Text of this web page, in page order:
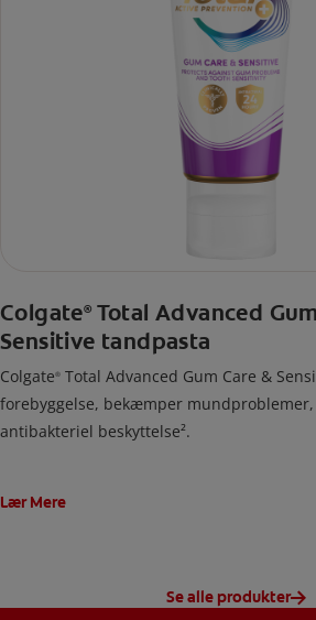
Colgate® Total Advanced
Sensitive tandpasta
Colgate® Total Advanced Gum Care &
forebyggelse, bekæmper
antibakteriel beskyttelse².
Lær Mere
Se alle produkter